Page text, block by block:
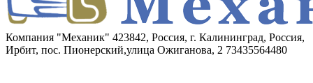
Компания "Механик" 423842, Россия, г. Калининград, Россия,
Ирбит, пос. Пионерский,улица Ожиганова, 2 73435564480